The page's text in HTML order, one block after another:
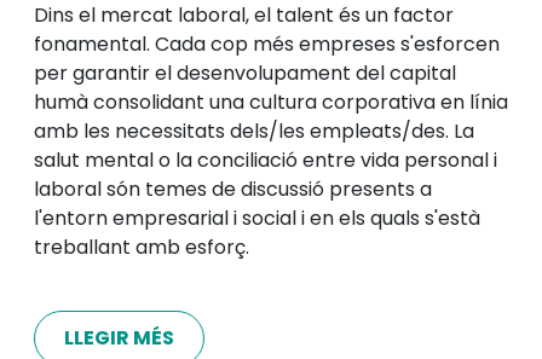
Dins el mercat laboral, el talent és un factor
fonamental. Cada cop més empreses s'esforcen
per garantir el desenvolupament del capital
humà consolidant una cultura corporativa en línia
amb les necessitats dels/les empleats/des. La
salut mental o la conciliació entre vida personal i
laboral són temes de discussió presents a
l'entorn empresarial i social i en els quals s'està
treballant amb esforç.
LLEGIR MÉS